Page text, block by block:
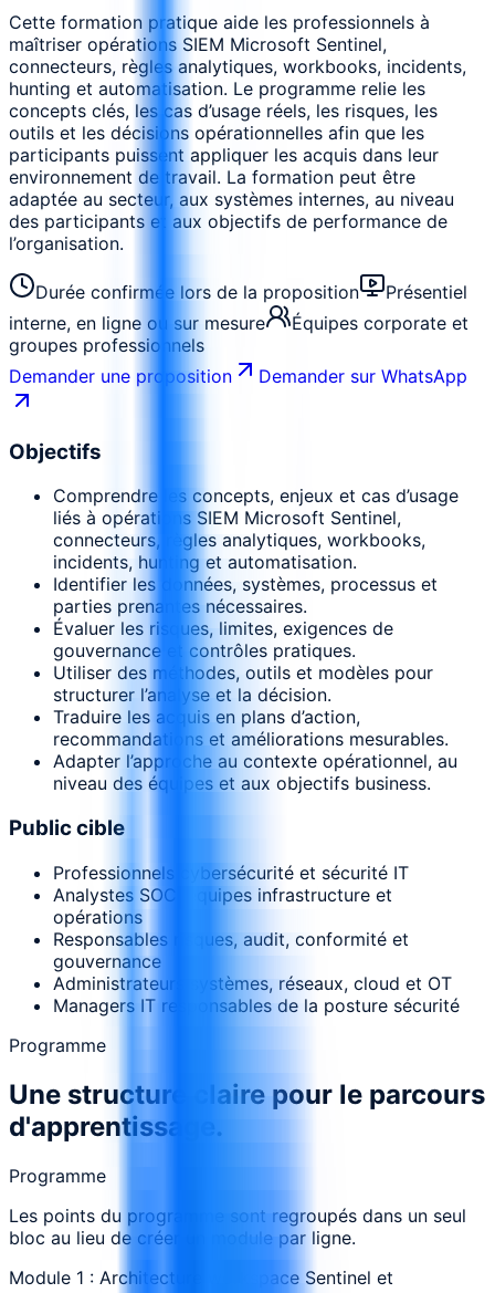
Cette formation pratique aide les professionnels à
maîtriser opérations SIEM Microsoft Sentinel,
connecteurs, règles analytiques, workbooks, incidents,
hunting et automatisation. Le programme relie les
concepts clés, les cas d’usage réels, les risques, les
outils et les décisions opérationnelles afin que les
participants puissent appliquer les acquis dans leur
environnement de travail. La formation peut être
adaptée au secteur, aux systèmes internes, au niveau
des participants et aux objectifs de performance de
l’organisation.
Durée confirmée lors de la proposition
Présentiel
interne, en ligne ou sur mesure
Équipes corporate et
groupes professionnels
Demander une proposition
Demander sur WhatsApp
Objectifs
Comprendre les concepts, enjeux et cas d’usage
liés à opérations SIEM Microsoft Sentinel,
connecteurs, règles analytiques, workbooks,
incidents, hunting et automatisation.
Identifier les données, systèmes, processus et
parties prenantes nécessaires.
Évaluer les risques, limites, exigences de
gouvernance et contrôles pratiques.
Utiliser des méthodes, outils et modèles pour
structurer l’analyse et la décision.
Traduire les acquis en plans d’action,
recommandations et améliorations mesurables.
Adapter l’approche au contexte opérationnel, au
niveau des équipes et aux objectifs business.
Public cible
Professionnels cybersécurité et sécurité IT
Analystes SOC, équipes infrastructure et
opérations
Responsables risques, audit, conformité et
gouvernance
Administrateurs systèmes, réseaux, cloud et OT
Managers IT responsables de la posture sécurité
Programme
Une structure claire pour le parcours
d'apprentissage.
Programme
Les points du programme sont regroupés dans un seul
bloc au lieu de créer un module par ligne.
Module 1 : Architecture workspace Sentinel et